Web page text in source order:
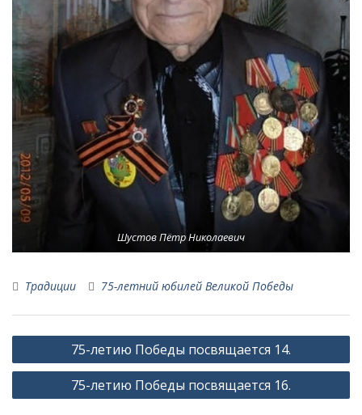
Шустов Пётр Николаевич
Традиции 75-летний юбилей Великой Победы
Навигация
по
записям
75-летию Победы посвящается 14.
75-летию Победы посвящается 16.